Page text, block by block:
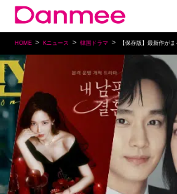
HOME Kニュース 韓国ドラマ 【保存版】最新作が